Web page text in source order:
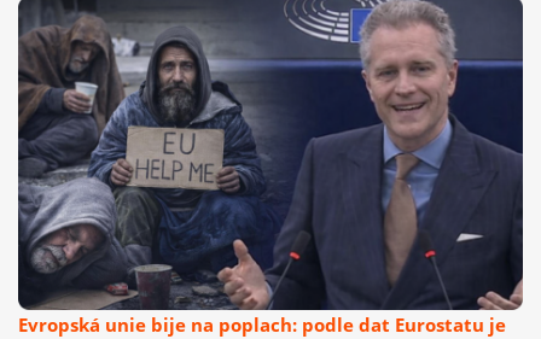
Evropská unie bije na poplach: podle dat Eurostatu je